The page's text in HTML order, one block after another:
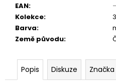
EAN:
Kolekce:
Barva:
Země původu:
Popis Diskuze Značka